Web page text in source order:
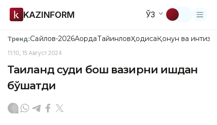
KAZINFORM ЎЗ
Тренд:Сайлов-2026АқордаТайинловҲодисаҚонун ва
11:10, 15 Август 2024
Таиланд суди бош вазирни ишдан
бўшатди